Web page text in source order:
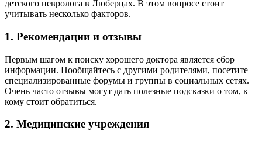
детского невролога в Люберцах. В этом вопросе стоит
учитывать несколько факторов.
1. Рекомендации и отзывы
Первым шагом к поиску хорошего доктора является сбор
информации. Пообщайтесь с другими родителями, посетите
специализированные форумы и группы в социальных сетях.
Очень часто отзывы могут дать полезные подсказки о том, к
кому стоит обратиться.
2. Медицинские учреждения